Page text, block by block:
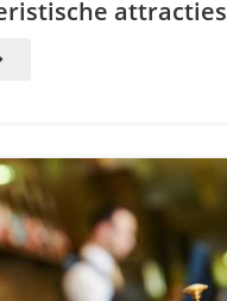
attracties